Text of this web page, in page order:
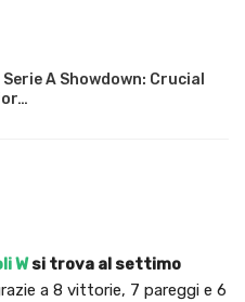
A Showdown: Crucial
Wsi trova al settimo
a 8 vittorie, 7 pareggi e 6